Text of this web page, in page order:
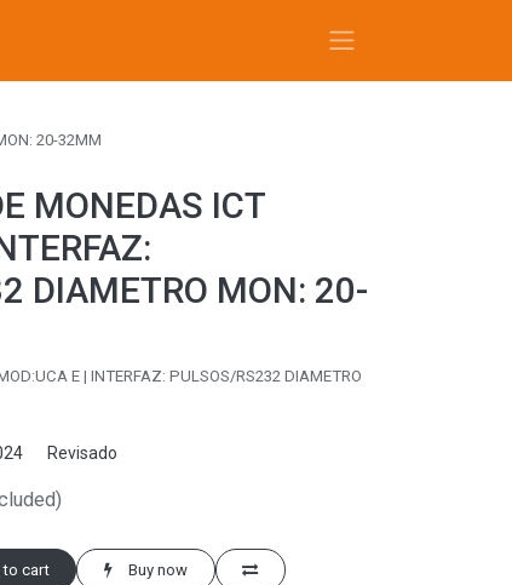
20-32MM
MONEDAS ICT
DIAMETRO MON: 20-
E | INTERFAZ: PULSOS/RS232 DIAMETRO
Revisado
to cart Buy now